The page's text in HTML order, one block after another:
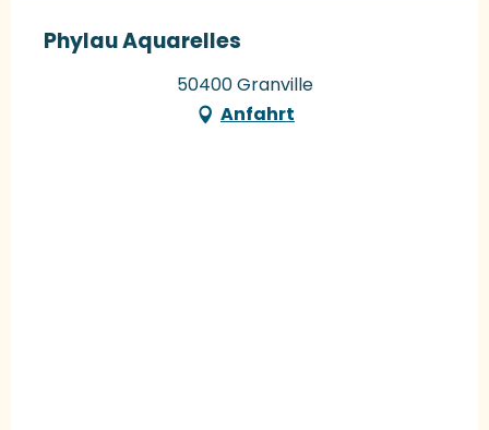
Phylau Aquarelles
50400 Granville
Anfahrt